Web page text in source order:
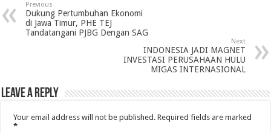
Previous
Dukung Pertumbuhan Ekonomi
di Jawa Timur, PHE TEJ
Tandatangani PJBG Dengan SAG
Next
INDONESIA JADI MAGNET
INVESTASI PERUSAHAAN HULU
MIGAS INTERNASIONAL
Leave a Reply
Your email address will not be published. Required fields are marked
*